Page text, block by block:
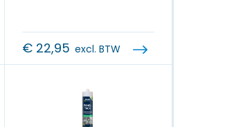
€22,95 excl. BTW